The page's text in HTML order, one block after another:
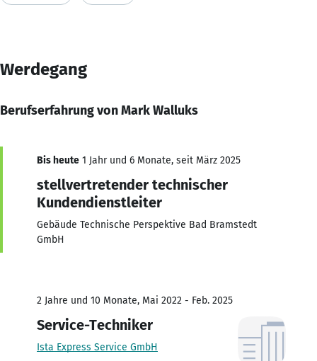
Werdegang
Berufserfahrung von Mark Walluks
Bis heute 1 Jahr und 6 Monate, seit März 2025
stellvertretender technischer
Kundendienstleiter
Gebäude Technische Perspektive Bad Bramstedt
GmbH
2 Jahre und 10 Monate, Mai 2022 - Feb. 2025
Service-Techniker
Ista Express Service GmbH